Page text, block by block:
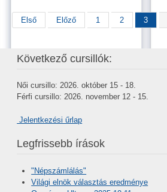
Első Előző 1 2 3
Következő cursillók:
Női cursillo: 2026. október 15 - 18.
Férfi cursillo: 2026. november 12 - 15.
Jelentkezési űrlap
Legfrissebb írások
"Népszámlálás"
Világi elnök választás eredménye